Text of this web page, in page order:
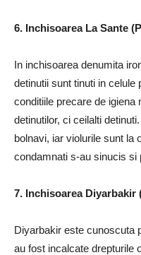
6. Inchisoarea La Sante
In inchisoarea denumita
detinutii sunt tinuti in celule
conditiile precare de igiena
detinutilor, ci ceilalti
bolnavi, iar violurile sunt la
condamnati s-au sinucis si
7. Inchisoarea Diyarbakir
Diyarbakir este cunoscuta
au fost incalcate drepturile